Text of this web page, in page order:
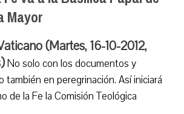
Mayor
(Martes, 16-10-2012,
No solo con los documentos y
también en peregrinación. Así iniciará
de la Fe la Comisión Teológica